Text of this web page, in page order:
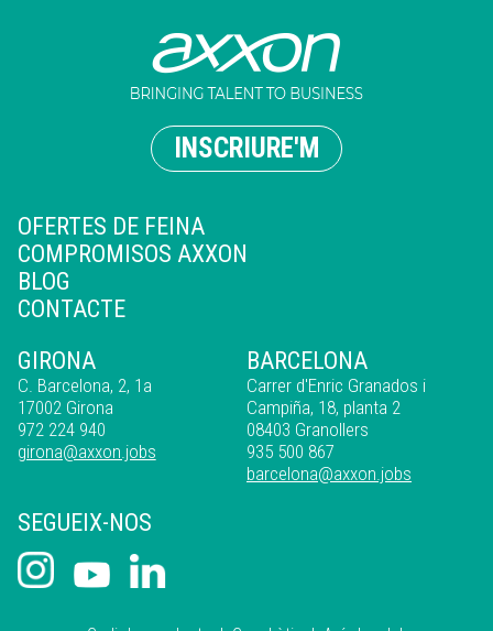
INSCRIURE'M
OFERTES DE FEINA
COMPROMISOS AXXON
BLOG
CONTACTE
GIRONA
C. Barcelona, 2, 1a
17002 Girona
972 224 940
girona@axxon.jobs
BARCELONA
Carrer d'Enric Granados i
Campiña, 18, planta 2
08403 Granollers
935 500 867
barcelona@axxon.jobs
SEGUEIX-NOS